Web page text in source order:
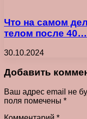
Что на самом
телом после 40…
30.10.2024
Добавить
Ваш адрес email не
поля помечены *